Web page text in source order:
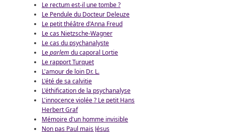
Le rectum est-il une tombe ?
Le Pendule du Docteur Deleuze
Le petit théâtre d'Anna Freud
Le cas Nietzsche-Wagner
Le cas du psychanalyste
Leparlem du caporal Lortie
Le rapport Turquet
L'amour de loin Dr. L.
L'été de sa calvitie
L'éthification de la psychanalyse
L'innocence violée ? Le petit Hans
Herbert Graf
Mémoire d'un homme invisible
Non pas Paul mais Jésus